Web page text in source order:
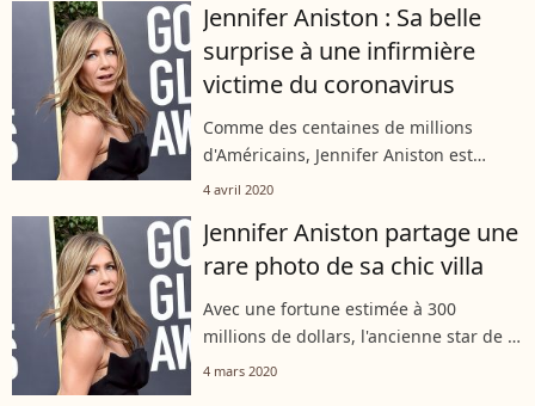
Jennifer Aniston : Sa belle
surprise à une infirmière
victime du coronavirus
Comme des centaines de millions
d'Américains, Jennifer Aniston est
confinée chez elle. Elle s'occupe en
discutant avec ses amis, comme
Jimmy...
4 avril 2020
Jennifer Aniston partage une
rare photo de sa chic villa
Avec une fortune estimée à 300
millions de dollars, l'ancienne star de la
série culte "Friends" a pu s'offrir une
4 mars 2020